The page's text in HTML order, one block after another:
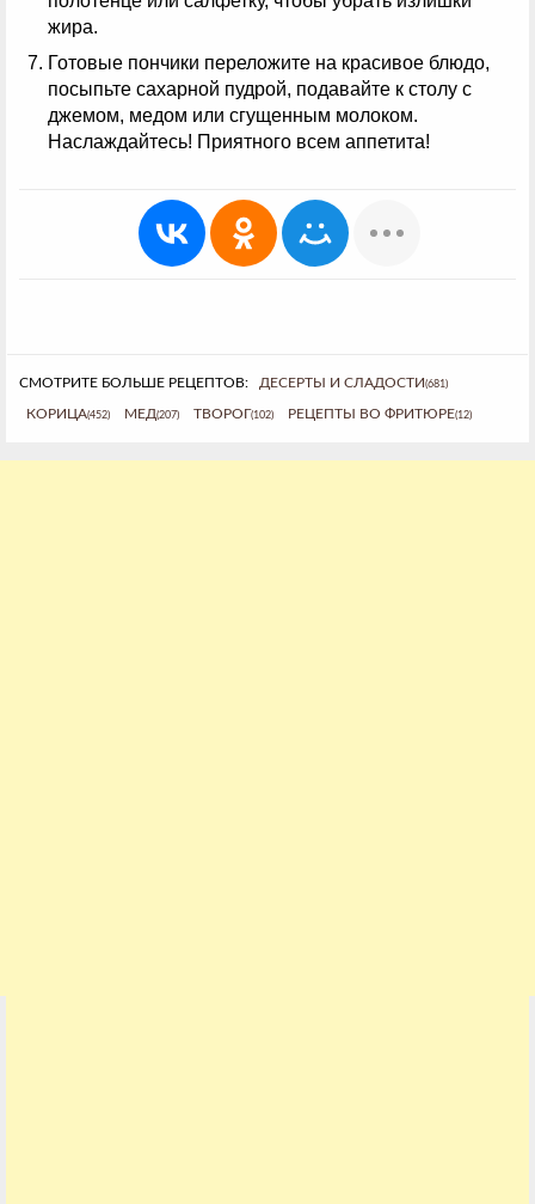
жира.
Готовые пончики переложите на красивое блюдо,
посыпьте сахарной пудрой, подавайте к столу с
джемом, медом или сгущенным молоком.
Наслаждайтесь! Приятного всем аппетита!
СМОТРИТЕ БОЛЬШЕ РЕЦЕПТОВ: ДЕСЕРТЫ И СЛАДОСТИ(681)
КОРИЦА(452) МЕД(207) ТВОРОГ(102) РЕЦЕПТЫ ВО ФРИТЮРЕ(12)